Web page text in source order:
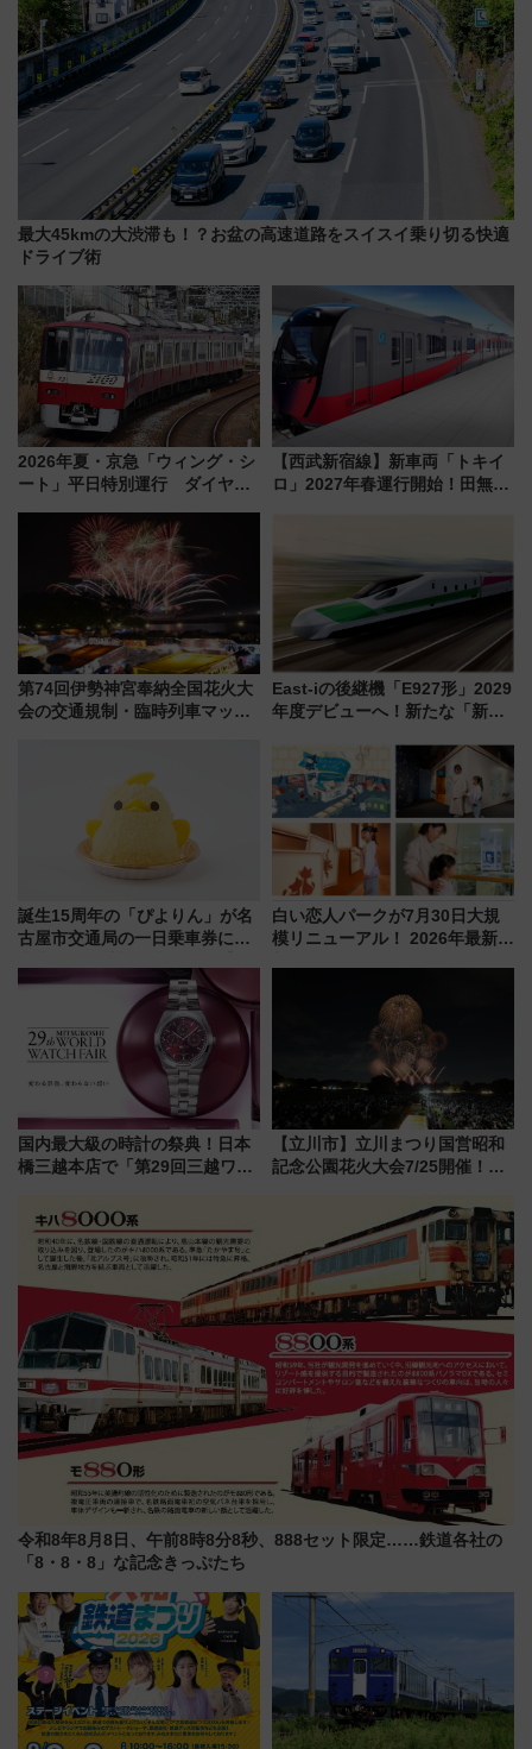
最大45kmの大渋滞も！？お盆の高速道路をスイスイ乗り切る快適
ドライブ術
2026年夏・京急「ウィング・シ
ート」平日特別運行 ダイヤ・
三浦海岸を堪能できるお出かけ
プランもご紹介
【西武新宿線】新車両「トキイ
ロ」2027年春運行開始！田無・
第74回伊勢神宮奉納全国花火大
会の交通規制・臨時列車マッ
East-iの後継機「E927形」2029
年度デビューへ！新たな「新幹
説【JR東日本】
誕生15周年の「ぴよりん」が名
古屋市交通局の一日乗車券に！
定1万5000枚】
白い恋人パークが7月30日大規
模リニューアル！ 2026年最新の
国内最大級の時計の祭典！日本
橋三越本店で「第29回三越ワー
【2026年8月5日～25日】
【立川市】立川まつり国営昭和
記念公園花火大会7/25開催！
混雑に要注意、その理由は
令和8年8月8日、午前8時8分8秒、888セット限定……鉄道各社の
「8・8・8」な記念きっぷたち